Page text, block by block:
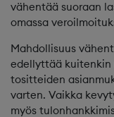
vähentää suoraan
omassa
Mahdollisuus
edellyttää
tositteiden
varten. Vaikka
myös